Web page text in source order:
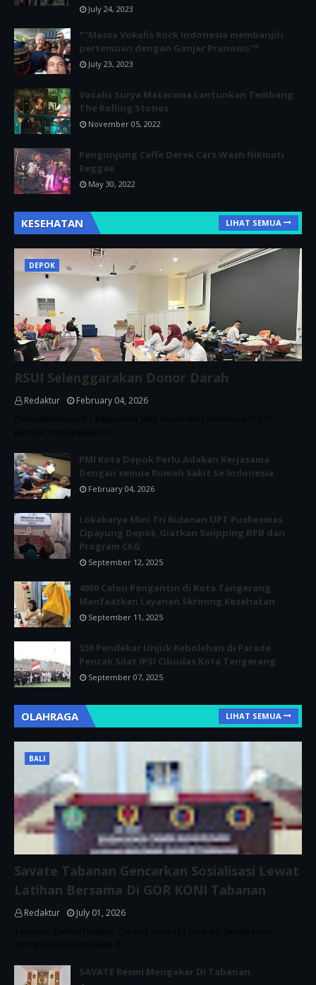
July 24, 2023
*"Massa Vokalis Rock Indonesia membanjiri
pertemuan dengan Ganjar Pranowo"*
July 23, 2023
Vocalis Surya Matarama Lantunkan Tembang
The Rolling Stones
November 05, 2022
Pengunjung Caffe Derek Cars Wash Nikmati
Reggae
May 30, 2022
KESEHATAN LIHAT SEMUA
DEPOK
RSUI Selenggarakan Donor Darah
Redaktur
February 04, 2026
PMI Kota Depok Perlu Adakan Kerjasama
Dengan semua Rumah Sakit Se Indonesia.
February 04, 2026
Lokakarya Mini Tri Bulanan UPT Puskesmas
Cipayung Depok,Giatkan Swipping BPB dan
Program CKG
September 12, 2025
4000 Calon Pengantin di Kota Tangerang
Manfaatkan Layanan Skrining Kesehatan
September 11, 2025
550 Pendekar Unjuk Kebolehan di Parade
Pencak Silat IPSI Cibodas Kota Tangerang
September 07, 2025
OLAHRAGA LIHAT SEMUA
BALI
Savate Tabanan Gencarkan Sosialisasi Lewat
Latihan Bersama Di GOR KONI Tabanan
Redaktur
July 01, 2026
SAVATE Resmi Mengakar Di Tabanan